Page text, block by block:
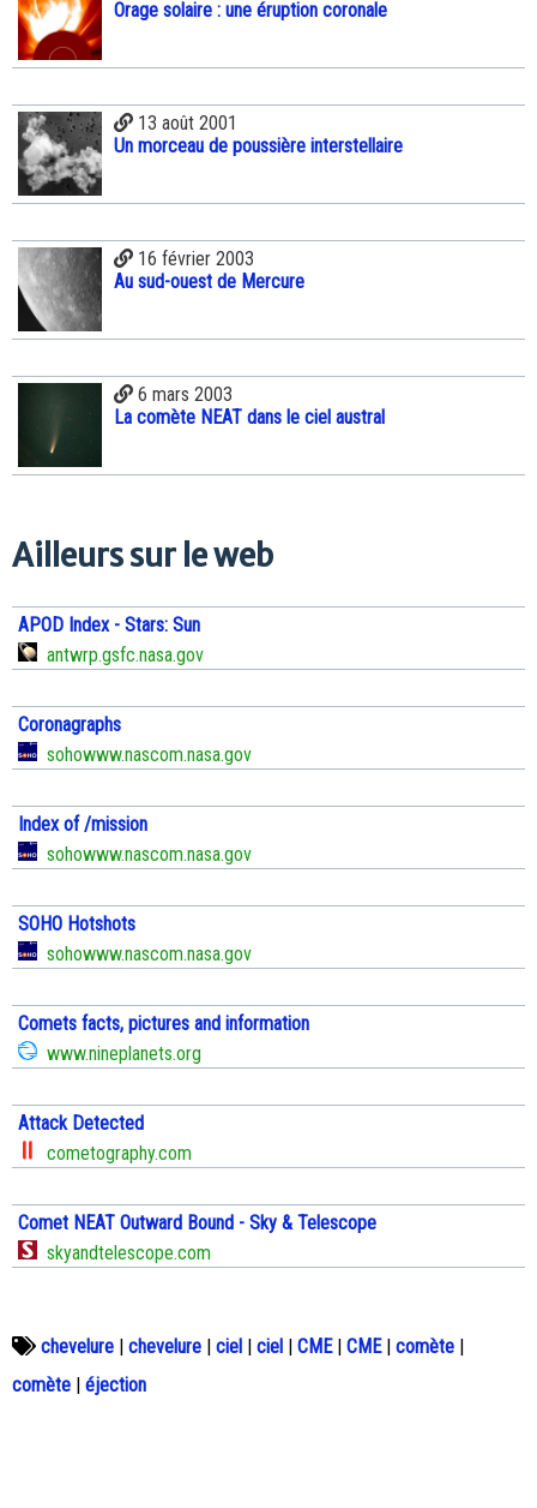
Orage solaire : une éruption coronale
13 août 2001
Un morceau de poussière interstellaire
16 février 2003
Au sud-ouest de Mercure
6 mars 2003
La comète NEAT dans le ciel austral
Ailleurs sur le web
APOD Index - Stars: Sun
antwrp.gsfc.nasa.gov
Coronagraphs
sohowww.nascom.nasa.gov
Index of /mission
sohowww.nascom.nasa.gov
SOHO Hotshots
sohowww.nascom.nasa.gov
Comets facts, pictures and information
www.nineplanets.org
Attack Detected
cometography.com
Comet NEAT Outward Bound - Sky & Telescope
skyandtelescope.com
chevelure | chevelure | ciel | ciel | CME | CME | comète |
comète | éjection